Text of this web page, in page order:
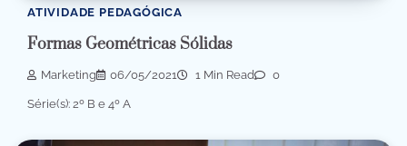
ATIVIDADE PEDAGÓGICA
Formas Geométricas Sólidas
Marketing 06/05/2021 1 Min Read 0
Série(s): 2º B e 4º A